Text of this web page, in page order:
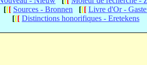
[[[ Sources - Bronnen [[[ Livre d'Or -
[[[ Distinctions honorifiques - Eretekens